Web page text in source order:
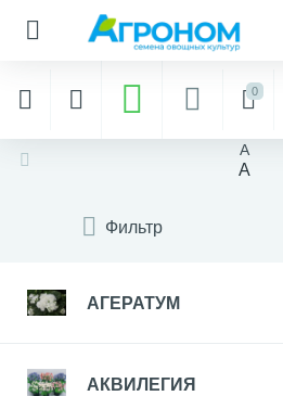
0
A
A
Фильтр
АГЕРАТУМ
АКВИЛЕГИЯ